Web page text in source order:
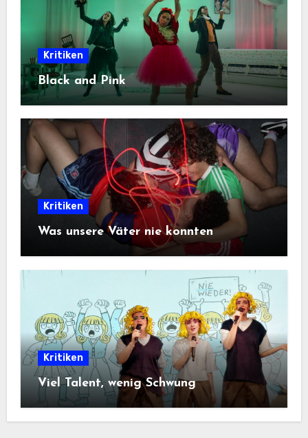
Kritiken
Black and Pink
Kritiken
Was unsere Väter nie konnten
Kritiken
Viel Talent, wenig Schwung